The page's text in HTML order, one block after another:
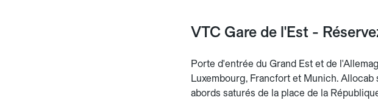
VTC Gare de l'Est -
Porte d'entrée du Grand Est et de
Luxembourg, Francfort et Munich.
abords saturés de la place de la